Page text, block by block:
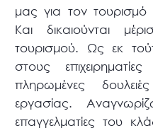
μας για τον τουρισμό
Και δικαιούνται
τουρισμού. Ως εκ
στους
πληρωμένες
εργασίας.
επαγγελματίες του